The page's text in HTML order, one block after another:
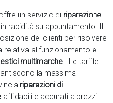
un servizio di riparazione
rapidità su appuntamento. Il
dei clienti per risolvere
al funzionamento e
multimarche . Le tariffe
la massima
riparazioni di
affidabili e accurati a prezzi